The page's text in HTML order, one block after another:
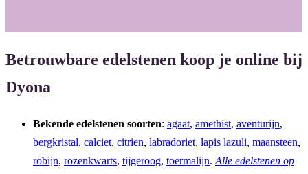
Betrouwbare edelstenen koop je online bij
Dyona
Bekende edelstenen soorten: agaat, amethist, aventurijn,
bergkristal, calciet, citrien, labradoriet, lapis lazuli, maansteen,
robijn, rozenkwarts, tijgeroog, toermalijn. Alle edelstenen op